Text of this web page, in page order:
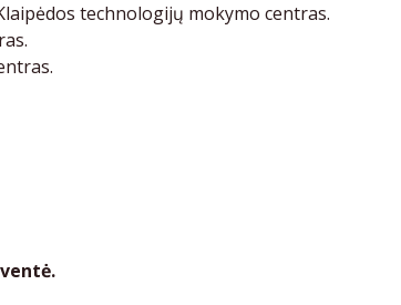
technologijų mokymo centras.